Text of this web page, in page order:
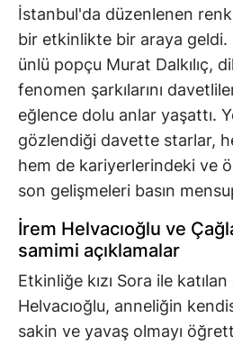
İstanbul'da düzenlenen
bir etkinlikte bir araya geldi.
ünlü popçu Murat Dalkılıç,
fenomen şarkılarını
eğlence dolu anlar yaşattı.
gözlendiği davette starlar,
hem de kariyerlerindeki ve
son gelişmeleri basın
İrem Helvacıoğlu ve
samimi açıklamalar
Etkinliğe kızı Sora ile
Helvacıoğlu, anneliğin
sakin ve yavaş olmayı